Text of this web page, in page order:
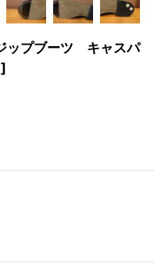
ップブーツ キャスパ
]